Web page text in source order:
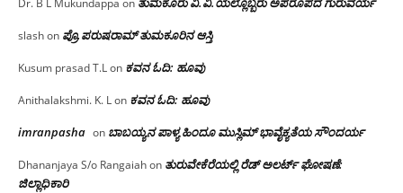
Dr. B L Mukundappa on
slashon ಪ್ರೊ.ಪರುಷರಾಮ್ ತುಮಕೂರಿನ ಆಸ್ತಿ
Kusum prasad T.Lon ಕವನ ಓದಿ: ಹೂವು
Anithalakshmi. K. Lon ಕವನ ಓದಿ: ಹೂವು
imranpasha on ಬಾಬಯ್ಯನ ಪಾಳ್ಯ ಹಿಂದೂ ಮುಸ್ಲಿಮ್ ಭಾವೈಕ್ಯತೆಯ ಸೌಂದರ್ಯ
Dhananjaya S/o Rangaiahon ತುರುವೇಕೆರೆಯಲ್ಲಿ ರೆಡ್ ಅಲರ್ಟ್ ಘೋಷಣೆ:
ಜಿಲ್ಲಾಧಿಕಾರಿ